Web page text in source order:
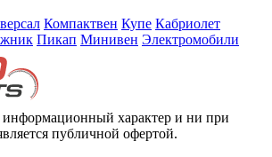
Компактвен Купе Кабриолет
Пикап Минивен Электромобили
характер и ни при
публичной офертой.